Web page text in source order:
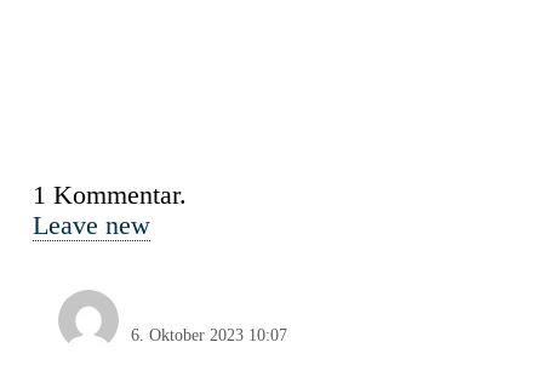
1 Kommentar.
Leave new
6. Oktober 2023 10:07